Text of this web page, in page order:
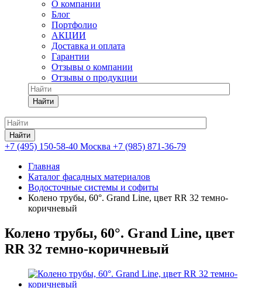
О компании
Блог
Портфолио
АКЦИИ
Доставка и оплата
Гарантии
Отзывы о компании
Отзывы о продукции
Найти
Найти
+7 (495) 150-58-40 Москва +7 (985) 871-36-79
Главная
Каталог фасадных материалов
Водосточные системы и софиты
Колено трубы, 60°. Grand Line, цвет RR 32 темно-
коричневый
Колено трубы, 60°. Grand Line, цвет
RR 32 темно-коричневый